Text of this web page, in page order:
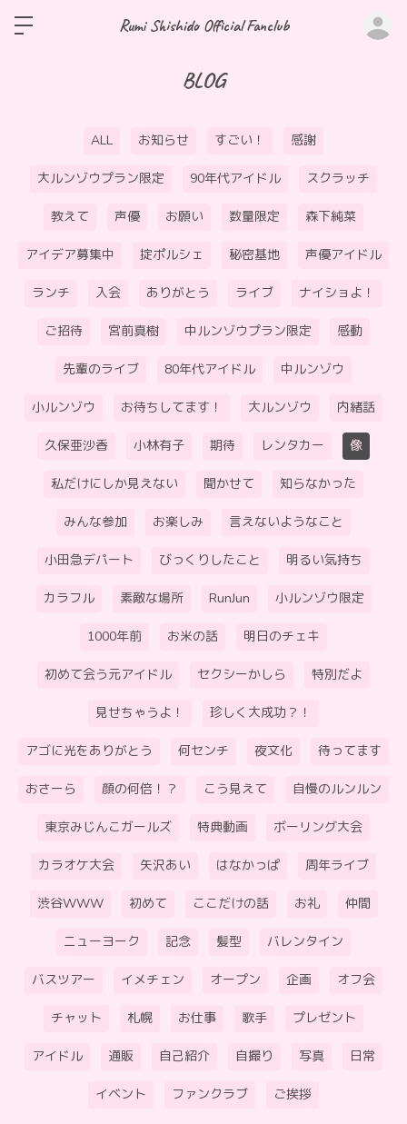
Rumi Shishido Official Fanclub
BLOG
ALL お知らせ すごい！ 感謝
大ルンゾウプラン限定 90年代アイドル スクラッチ
教えて 声優 お願い 数量限定 森下純菜
アイデア募集中 掟ポルシェ 秘密基地 声優アイドル
ランチ 入会 ありがとう ライブ ナイショよ！
ご招待 宮前真樹 中ルンゾウプラン限定 感動
先輩のライブ 80年代アイドル 中ルンゾウ
小ルンゾウ お待ちしてます！ 大ルンゾウ 内緒話
久保亜沙香 小林有子 期待 レンタカー 像
私だけにしか見えない 聞かせて 知らなかった
みんな参加 お楽しみ 言えないようなこと
小田急デパート びっくりしたこと 明るい気持ち
カラフル 素敵な場所 RunJun 小ルンゾウ限定
1000年前 お米の話 明日のチェキ
初めて会う元アイドル セクシーかしら 特別だよ
見せちゃうよ！ 珍しく大成功？！
アゴに光をありがとう 何センチ 夜文化 待ってます
おさーら 顔の何倍！？ こう見えて 自慢のルンルン
東京みじんこガールズ 特典動画 ボーリング大会
カラオケ大会 矢沢あい はなかっぱ 周年ライブ
渋谷WWW 初めて ここだけの話 お礼 仲間
ニューヨーク 記念 髪型 バレンタイン
バスツアー イメチェン オープン 企画 オフ会
チャット 札幌 お仕事 歌手 プレゼント
アイドル 通販 自己紹介 自撮り 写真 日常
イベント ファンクラブ ご挨拶